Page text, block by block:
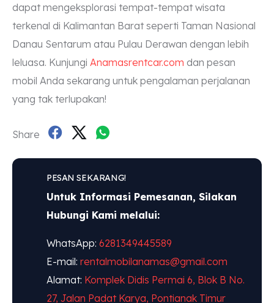
dapat mengeksplorasi tempat-tempat wisata
terkenal di Kalimantan Barat seperti Taman Nasional
Danau Sentarum atau Pulau Derawan dengan lebih
leluasa. Kunjungi Anamasrentcar.com dan pesan
mobil Anda sekarang untuk pengalaman perjalanan
yang tak terlupakan!
Share
PESAN SEKARANG!
Untuk Informasi Pemesanan, Silakan
Hubungi Kami melalui:
WhatsApp: 6281349445589
E-mail: rentalmobilanamas@gmail.com
Alamat: Komplek Didis Permai 6, Blok B No.
27, Jalan Padat Karya, Pontianak Timur